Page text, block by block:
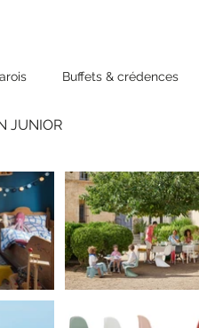
Buffets & crédences
JUNIOR